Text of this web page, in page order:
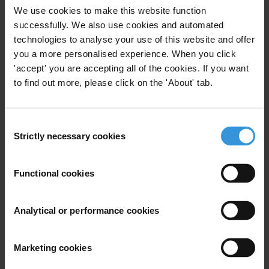
We use cookies to make this website function
successfully. We also use cookies and automated
technologies to analyse your use of this website and offer
you a more personalised experience. When you click
'accept' you are accepting all of the cookies. If you want
to find out more, please click on the 'About' tab.
Selection
Strictly necessary cookies
Functional cookies
Analytical or performance cookies
Marketing cookies
plaintes
3. Exemples de mécanismes en place
4. Ressources
5. Bibliographie
RESUME
bénéficiaires de l’aide humanitaire de faire entendre
leur voix en leur donnant la possibilité de donner leur
opinion sur la qualité et la quantité des services qu’ils
reçoivent et de dénoncer les abus éventuels.
Il n’existe pas de modèle type pour mettre en place un
mécanisme de plaintes, dans la mesure où celui-ci doit
être adapté au contexte local, en prenant en compte
des éléments comme les normes et les valeurs